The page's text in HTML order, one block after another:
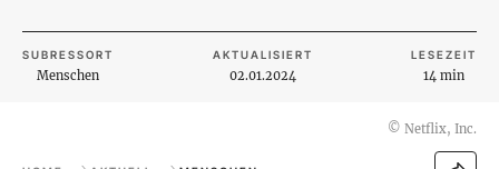
SUBRESSORT
Menschen
AKTUALISIERT
02.01.2024
LESEZEIT
14 min
© Netflix, Inc.